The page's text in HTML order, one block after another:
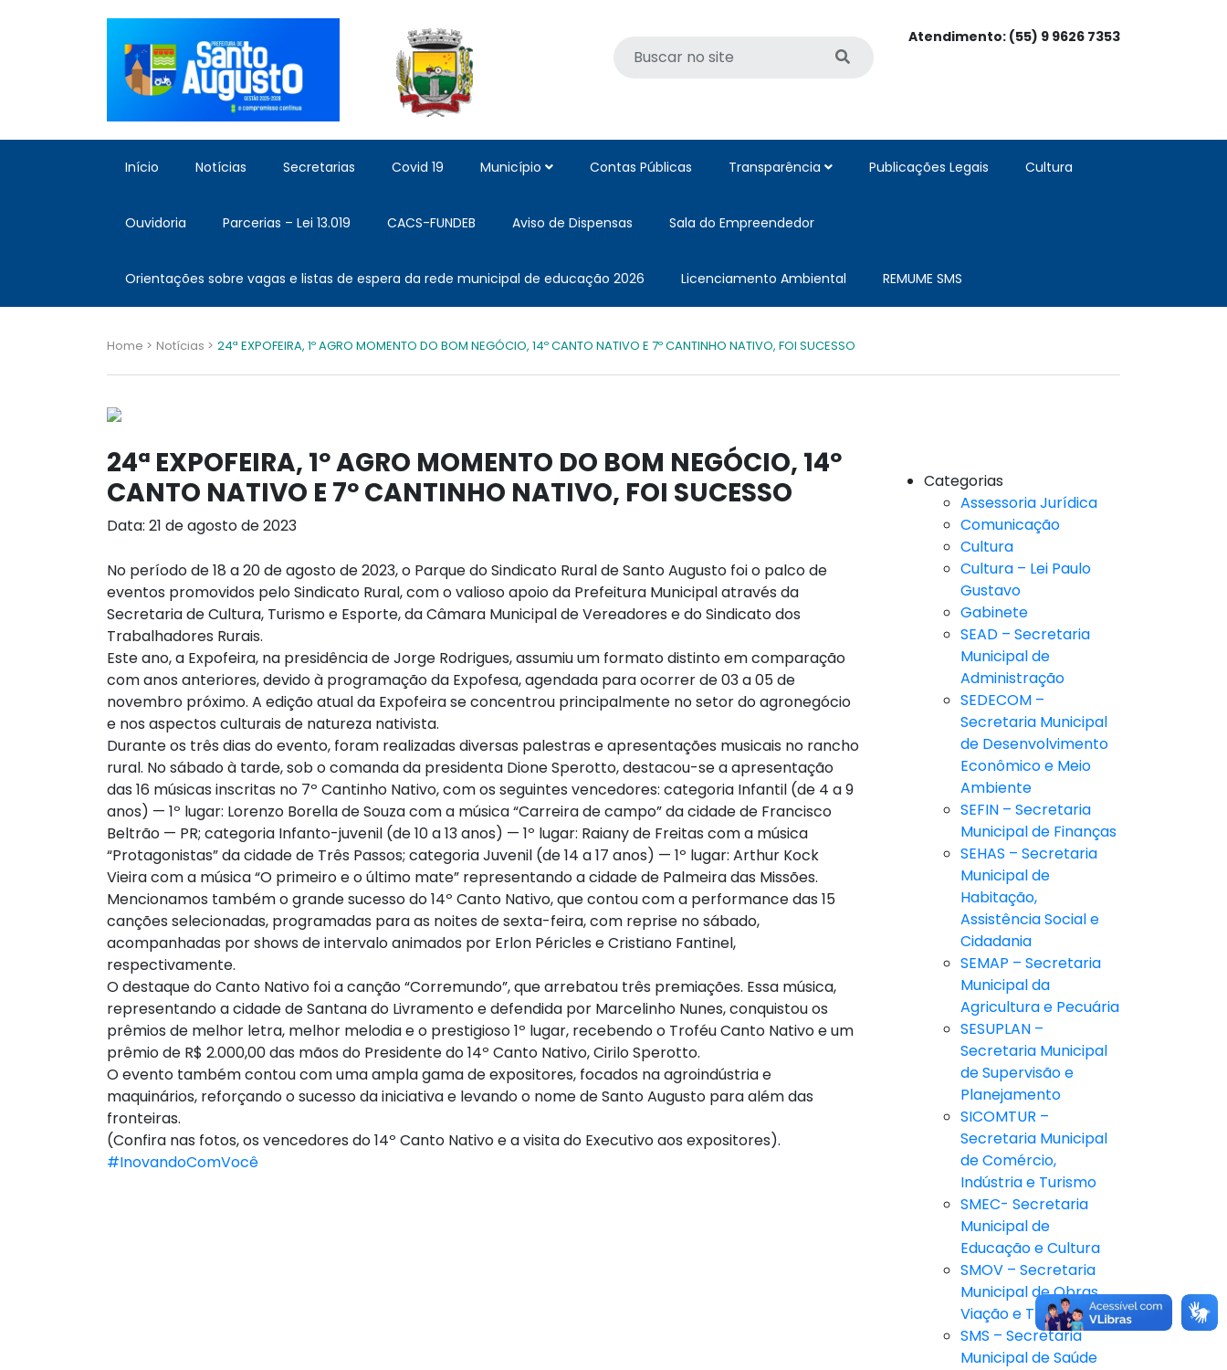
Atendimento: (55) 9 9626 7353
Início Notícias Secretarias Covid 19 Município Contas Públicas Transparência Publicações Legais Cultura
Ouvidoria Parcerias – Lei 13.019 CACS-FUNDEB Aviso de Dispensas Sala do Empreendedor
Orientações sobre vagas e listas de espera da rede municipal de educação 2026 Licenciamento Ambiental REMUME SMS
Home > Notícias > 24ª EXPOFEIRA, 1º AGRO MOMENTO DO BOM NEGÓCIO, 14º CANTO NATIVO E 7º CANTINHO NATIVO, FOI SUCESSO
24ª EXPOFEIRA, 1º AGRO MOMENTO DO BOM NEGÓCIO, 14º
CANTO NATIVO E 7º CANTINHO NATIVO, FOI SUCESSO
Data: 21 de agosto de 2023
No período de 18 a 20 de agosto de 2023, o Parque do Sindicato Rural de Santo Augusto foi o palco de
eventos promovidos pelo Sindicato Rural, com o valioso apoio da Prefeitura Municipal através da
Secretaria de Cultura, Turismo e Esporte, da Câmara Municipal de Vereadores e do Sindicato dos
Trabalhadores Rurais.
Este ano, a Expofeira, na presidência de Jorge Rodrigues, assumiu um formato distinto em comparação
com anos anteriores, devido à programação da Expofesa, agendada para ocorrer de 03 a 05 de
novembro próximo. A edição atual da Expofeira se concentrou principalmente no setor do agronegócio
e nos aspectos culturais de natureza nativista.
Durante os três dias do evento, foram realizadas diversas palestras e apresentações musicais no rancho
rural. No sábado à tarde, sob o comanda da presidenta Dione Sperotto, destacou-se a apresentação
das 16 músicas inscritas no 7º Cantinho Nativo, com os seguintes vencedores: categoria Infantil (de 4 a 9
anos) — 1º lugar: Lorenzo Borella de Souza com a música “Carreira de campo” da cidade de Francisco
Beltrão — PR; categoria Infanto-juvenil (de 10 a 13 anos) — 1º lugar: Raiany de Freitas com a música
“Protagonistas” da cidade de Três Passos; categoria Juvenil (de 14 a 17 anos) — 1º lugar: Arthur Kock
Vieira com a música “O primeiro e o último mate” representando a cidade de Palmeira das Missões.
Mencionamos também o grande sucesso do 14º Canto Nativo, que contou com a performance das 15
canções selecionadas, programadas para as noites de sexta-feira, com reprise no sábado,
acompanhadas por shows de intervalo animados por Erlon Péricles e Cristiano Fantinel,
respectivamente.
O destaque do Canto Nativo foi a canção “Corremundo”, que arrebatou três premiações. Essa música,
representando a cidade de Santana do Livramento e defendida por Marcelinho Nunes, conquistou os
prêmios de melhor letra, melhor melodia e o prestigioso 1º lugar, recebendo o Troféu Canto Nativo e um
prêmio de R$ 2.000,00 das mãos do Presidente do 14º Canto Nativo, Cirilo Sperotto.
O evento também contou com uma ampla gama de expositores, focados na agroindústria e
maquinários, reforçando o sucesso da iniciativa e levando o nome de Santo Augusto para além das
fronteiras.
(Confira nas fotos, os vencedores do 14º Canto Nativo e a visita do Executivo aos expositores).
#InovandoComVocê
Categorias
Assessoria Jurídica
Comunicação
Cultura
Cultura – Lei Paulo
Gustavo
Gabinete
SEAD – Secretaria
Municipal de
Administração
SEDECOM –
Secretaria Municipal
de Desenvolvimento
Econômico e Meio
Ambiente
SEFIN – Secretaria
Municipal de Finanças
SEHAS – Secretaria
Municipal de
Habitação,
Assistência Social e
Cidadania
SEMAP – Secretaria
Municipal da
Agricultura e Pecuária
SESUPLAN –
Secretaria Municipal
de Supervisão e
Planejamento
SICOMTUR –
Secretaria Municipal
de Comércio,
Indústria e Turismo
SMEC- Secretaria
Municipal de
Educação e Cultura
SMOV – Secretaria
Municipal de Obras,
Viação e Trânsito
SMS – Secretaria
Municipal de Saúde